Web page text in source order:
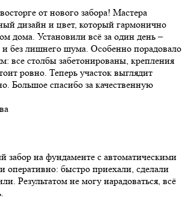
от нового забора! Мастера
дизайн и цвет, который гармонично
дома. Установили всё за один день –
и без лишнего шума. Особенно порадовало
все столбы забетонированы, крепления
ровно. Теперь участок выглядит
Большое спасибо за качественную
забор на фундаменте с автоматическими
оперативно: быстро приехали, сделали
Результатом не могу нарадоваться, всё